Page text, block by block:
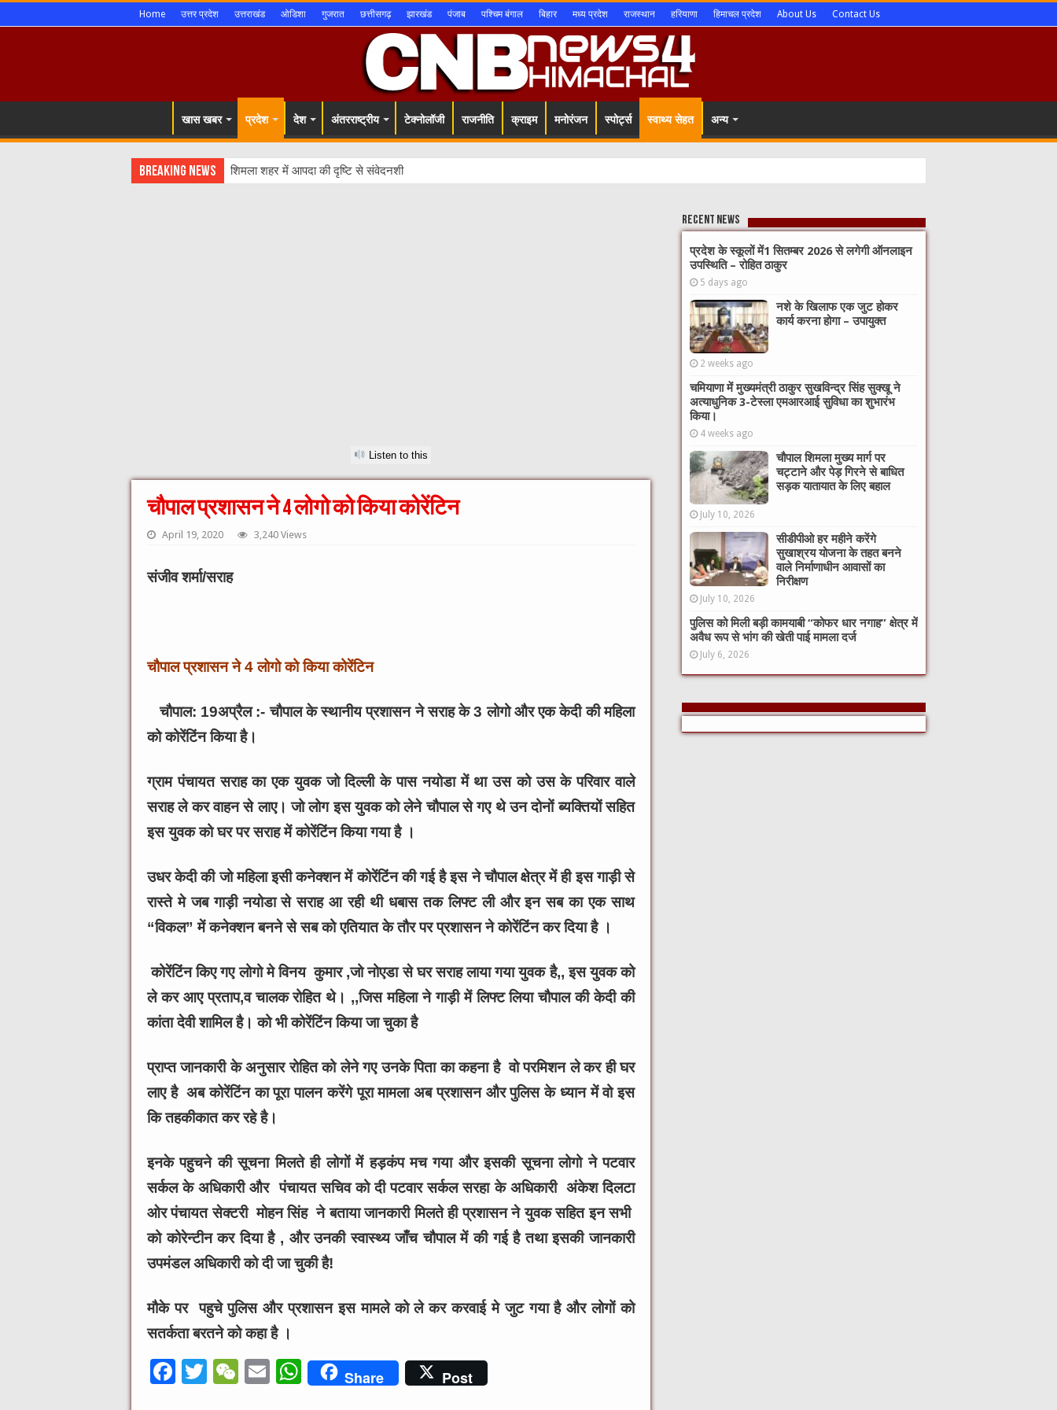
Home उत्तर प्रदेश उत्तराखंड ओडिशा गुजरात छत्तीसगढ़ झारखंड पंजाब पश्चिम बंगाल बिहार मध्य प्रदेश राजस्थान हरियाणा हिमाचल प्रदेश About Us Contact Us
खास खबर प्रदेश देश अंतरराष्ट्रीय टेक्नोलॉजी राजनीति क्राइम मनोरंजन स्पोर्ट्स स्वाथ्य सेहत अन्य
Breaking News शिमला शहर में आपदा की दृष्टि से संवेदनशील स्थानों को कर
Listen to this
चौपाल प्रशासन ने 4 लोगो को किया कोरेंटिन
April 19, 2020 3,240 Views
संजीव शर्मा/सराह
चौपाल प्रशासन ने 4 लोगो को किया कोरेंटिन
चौपाल: 19अप्रैल :- चौपाल के स्थानीय प्रशासन ने सराह के 3 लोगो और एक केदी की महिला
को कोरेंटिंन किया है।
ग्राम पंचायत सराह का एक युवक जो दिल्ली के पास नयोडा में था उस को उस के परिवार वाले
सराह ले कर वाहन से लाए। जो लोग इस युवक को लेने चौपाल से गए थे उन दोनों ब्यक्तियों सहित
इस युवक को घर पर सराह में कोरेंटिंन किया गया है ।
उधर केदी की जो महिला इसी कनेक्शन में कोरेंटिंन की गई है इस ने चौपाल क्षेत्र में ही इस गाड़ी से
रास्ते मे जब गाड़ी नयोडा से सराह आ रही थी धबास तक लिफ्ट ली और इन सब का एक साथ
“विकल” में कनेक्शन बनने से सब को एतियात के तौर पर प्रशासन ने कोरेंटिंन कर दिया है ।
कोरेंटिंन किए गए लोगो मे विनय कुमार ,जो नोएडा से घर सराह लाया गया युवक है,, इस युवक को
ले कर आए प्रताप,व चालक रोहित थे। ,,जिस महिला ने गाड़ी में लिफ्ट लिया चौपाल की केदी की
कांता देवी शामिल है। को भी कोरेंटिंन किया जा चुका है
प्राप्त जानकारी के अनुसार रोहित को लेने गए उनके पिता का कहना है वो परमिशन ले कर ही घर
लाए है अब कोरेंटिंन का पूरा पालन करेंगे पूरा मामला अब प्रशासन और पुलिस के ध्यान में वो इस
कि तहकीकात कर रहे है।
इनके पहुचने की सूचना मिलते ही लोगों में हड़कंप मच गया और इसकी सूचना लोगो ने पटवार
सर्कल के अधिकारी और पंचायत सचिव को दी पटवार सर्कल सरहा के अधिकारी अंकेश दिलटा
ओर पंचायत सेक्टरी मोहन सिंह ने बताया जानकारी मिलते ही प्रशासन ने युवक सहित इन सभी
को कोरेन्टीन कर दिया है , और उनकी स्वास्थ्य जाँच चौपाल में की गई है तथा इसकी जानकारी
उपमंडल अधिकारी को दी जा चुकी है!
मौके पर पहुचे पुलिस और प्रशासन इस मामले को ले कर करवाई मे जुट गया है और लोगों को
सतर्कता बरतने को कहा है ।
F
T
W E
W
Share Post
Recent News
प्रदेश के स्कूलों में1 सितम्बर 2026 से लगेगी ऑनलाइन
उपस्थिति – रोहित ठाकुर
5 days ago
नशे के खिलाफ एक जुट होकर
कार्य करना होगा – उपायुक्त
2 weeks ago
चमियाणा में मुख्यमंत्री ठाकुर सुखविन्द्र सिंह सुक्खू ने
अत्याधुनिक 3-टेस्ला एमआरआई सुविधा का शुभारंभ
किया।
4 weeks ago
चौपाल शिमला मुख्य मार्ग पर
चट्टाने और पेड़ गिरने से बाधित
सड़क यातायात के लिए बहाल
July 10, 2026
सीडीपीओ हर महीने करेंगे
सुखाश्रय योजना के तहत बनने
वाले निर्माणाधीन आवासों का
निरीक्षण
July 10, 2026
पुलिस को मिली बड़ी कामयाबी “कोफर धार नगाह” क्षेत्र में
अवैध रूप से भांग की खेती पाई मामला दर्ज
July 6, 2026